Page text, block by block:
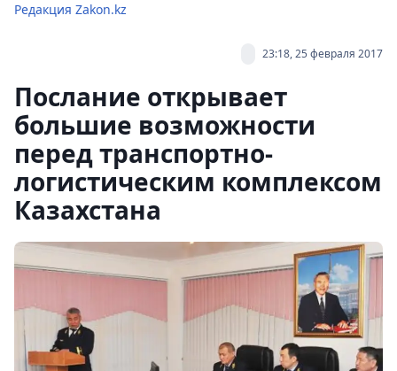
Редакция Zakon.kz
23:18, 25 февраля 2017
Послание открывает
большие возможности
перед транспортно-
логистическим комплексом
Казахстана